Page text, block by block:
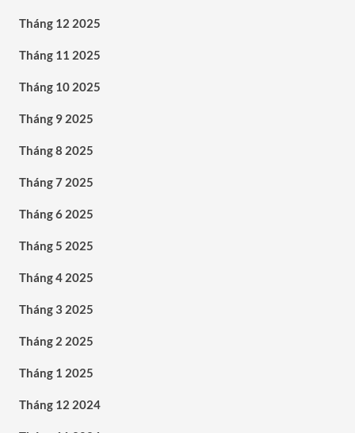
Tháng 12 2025
Tháng 11 2025
Tháng 10 2025
Tháng 9 2025
Tháng 8 2025
Tháng 7 2025
Tháng 6 2025
Tháng 5 2025
Tháng 4 2025
Tháng 3 2025
Tháng 2 2025
Tháng 1 2025
Tháng 12 2024